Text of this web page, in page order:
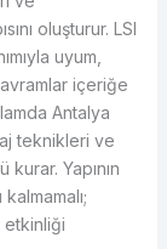
oluşturur. LSI
uyum,
içeriğe
Antalya
teknikleri ve
Yapının